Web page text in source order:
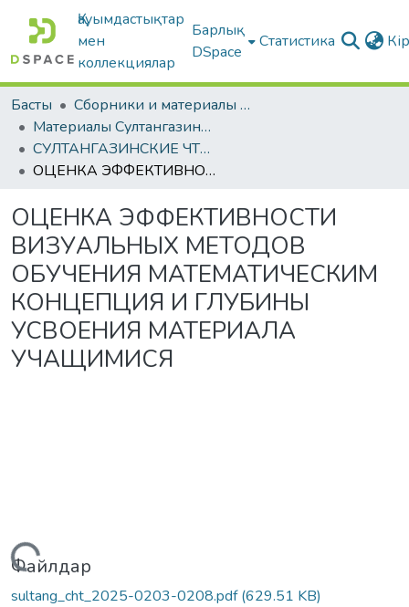
Қауымдастықтар
мен
коллекциялар
Барлық
DSpace
Статистика
Басты
Сборники и материалы конференций
Материалы Султангазинских педагогических чтений
СУЛТАНГАЗИНСКИЕ ЧТЕНИЯ: материалы международной научно-практической конференции, 20 ноября 2025 года.
ОЦЕНКА ЭФФЕКТИВНОСТИ ВИЗУАЛЬНЫХ МЕТОДОВ ОБУЧЕНИЯ МАТЕМАТИЧЕСКИМ КОНЦЕПЦИЯ И ГЛУБИНЫ УСВОЕНИЯ МАТЕРИАЛА УЧАЩИМИСЯ
ОЦЕНКА ЭФФЕКТИВНОСТИ
ВИЗУАЛЬНЫХ МЕТОДОВ
ОБУЧЕНИЯ МАТЕМАТИЧЕСКИМ
КОНЦЕПЦИЯ И ГЛУБИНЫ
УСВОЕНИЯ МАТЕРИАЛА
УЧАЩИМИСЯ
Жүктеу...
Файлдар
sultang_cht_2025-0203-0208.pdf(629.51 KB)